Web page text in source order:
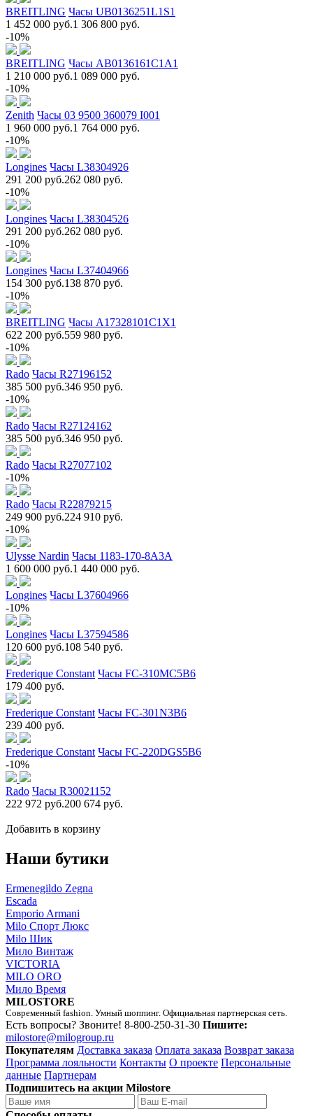
BREITLING Часы UB0136251L1S1
1 452 000 руб.1 306 800 руб.
-10%
BREITLING Часы AB0136161C1A1
1 210 000 руб.1 089 000 руб.
-10%
Zenith Часы 03 9500 360079 I001
1 960 000 руб.1 764 000 руб.
-10%
Longines Часы L38304926
291 200 руб.262 080 руб.
-10%
Longines Часы L38304526
291 200 руб.262 080 руб.
-10%
Longines Часы L37404966
154 300 руб.138 870 руб.
-10%
BREITLING Часы A17328101C1X1
622 200 руб.559 980 руб.
-10%
Rado Часы R27196152
385 500 руб.346 950 руб.
-10%
Rado Часы R27124162
385 500 руб.346 950 руб.
Rado Часы R27077102
-10%
Rado Часы R22879215
249 900 руб.224 910 руб.
-10%
Ulysse Nardin Часы 1183-170-8A3A
1 600 000 руб.1 440 000 руб.
Longines Часы L37604966
-10%
Longines Часы L37594586
120 600 руб.108 540 руб.
Frederique Constant Часы FC-310MC5B6
179 400 руб.
Frederique Constant Часы FC-301N3B6
239 400 руб.
Frederique Constant Часы FC-220DGS5B6
-10%
Rado Часы R30021152
222 972 руб.200 674 руб.
Добавить в корзину
Наши бутики
Ermenegildo Zegna
Escada
Emporio Armani
Milo Спорт Люкс
Milo Шик
Мило Винтаж
VICTORIA
MILO ORO
Мило Время
MILOSTORE
Современный fashion. Умный шоппинг. Официальная партнерская сеть.
Есть вопросы? Звоните! 8-800-250-31-30 Пишите:
milostore@milogroup.ru
Покупателям Доставка заказа Оплата заказа Возврат заказа
Программа лояльности Контакты О проекте Персональные
данные Партнерам
Подпишитесь на акции Milostore